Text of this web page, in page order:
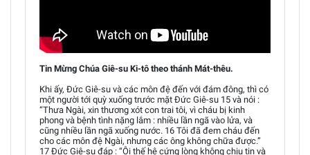
Tin Mừng Chúa Giê-su Ki-tô theo thánh Mát-thêu.
Khi ấy, Đức Giê-su và các môn đệ đến với đám đông, thì có
một người tới quỳ xuống trước mặt Đức Giê-su 15 và nói :
“Thưa Ngài, xin thương xót con trai tôi, vì cháu bị kinh
phong và bệnh tình nặng lắm : nhiều lần ngã vào lửa, và
cũng nhiều lần ngã xuống nước. 16 Tôi đã đem cháu đến
cho các môn đệ Ngài, nhưng các ông không chữa được.”
17 Đức Giê-su đáp : “Ôi thế hệ cứng lòng không chịu tin và